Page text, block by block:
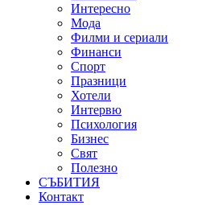
Интересно
Мода
Филми и сериали
Финанси
Спорт
Празници
Хотели
Интервю
Психология
Бизнес
Свят
Полезно
СЪБИТИЯ
Контакт